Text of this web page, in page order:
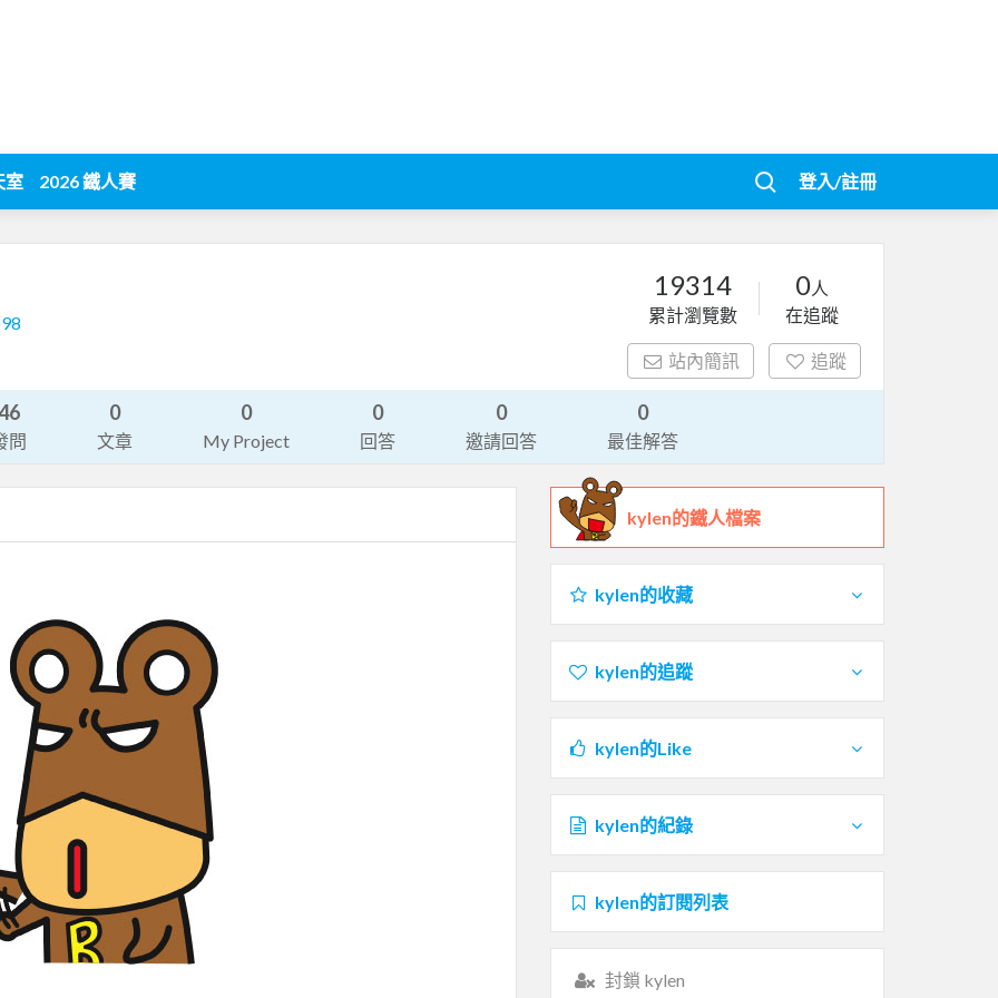
室 2026 鐵人賽 登入/註冊
19314
累計瀏覽數
0人
在追蹤
站內簡訊 追蹤
問
0
文章
0
My Project
0
回答
0
邀請回答
0
最佳解答
kylen的鐵人檔案
kylen的收藏
kylen的追蹤
kylen的Like
kylen的紀錄
kylen的訂閱列表
封鎖 kylen